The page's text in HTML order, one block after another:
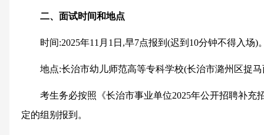
二、面试时间和地点
时间:2025年11月1日,早7点报到(迟到10分钟不得入场)
地点:长治市幼儿师范高等专科学校(长治市潞州区捉
考生务必按照《长治市事业单位2025年公开招聘补充
定的组别报到。